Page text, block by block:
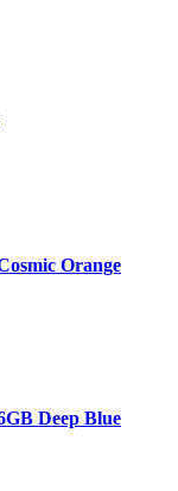
Orange
Deep Blue